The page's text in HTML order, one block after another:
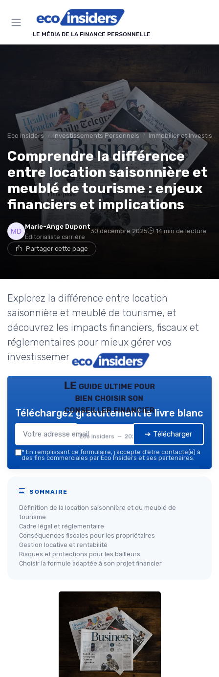
LE MÉDIA DE LA FINANCE PERSONNELLE
Eco Insiders Investissements Personnels Immobilier et
Comprendre la différence
entre location saisonnière et
meublé de tourisme : enjeux
financiers et implications
Marie-Ange Dupont
Éditorialiste carrière
30 décembre 2025 14 min de lecture
Partager cette page
Explorez la différence entre location
saisonnière et meublé de tourisme, et
découvrez les impacts financiers, fiscaux et
réglementaires pour mieux gérer vos
investissements immobiliers.
LE guide ultime pour
bien choisir son
conseiller financier
Eco Insiders — 2026
Téléchargez gratuitement le livre blanc
➔ Télécharger
* En remplissant ce formulaire, j’accepte d’être contacté(e) à
des fins commerciales par Eco Insiders et ses partenaires.
SOMMAIRE
Définition de la location saisonnière et du meublé de
tourisme
Cadre légal et réglementaire
Conséquences fiscales pour les propriétaires
Gestion locative et rentabilité
Risques et protections pour les bailleurs
Choisir la formule adaptée à son projet financier